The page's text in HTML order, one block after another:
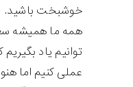
خوشبخت باشید.
همه ما همیشه
توانیم یاد
عملی کنیم اما